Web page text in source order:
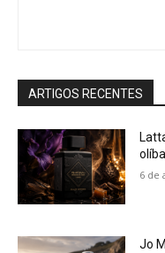
ARTIGOS RECENTES
6 de
Jo